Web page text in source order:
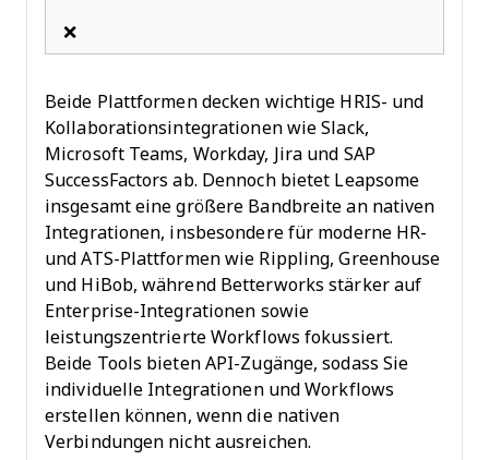
❌
Beide Plattformen decken wichtige HRIS- und
Kollaborationsintegrationen wie Slack,
Microsoft Teams, Workday, Jira und SAP
SuccessFactors ab. Dennoch bietet Leapsome
insgesamt eine größere Bandbreite an nativen
Integrationen, insbesondere für moderne HR-
und ATS-Plattformen wie Rippling, Greenhouse
und HiBob, während Betterworks stärker auf
Enterprise-Integrationen sowie
leistungszentrierte Workflows fokussiert.
Beide Tools bieten API-Zugänge, sodass Sie
individuelle Integrationen und Workflows
erstellen können, wenn die nativen
Verbindungen nicht ausreichen.